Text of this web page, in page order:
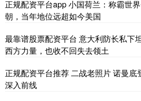
正规配资平台app 小国荷兰：称霸世
朝，当年地位远超如今美国
最靠谱股票配资平台 意大利防长私下
西方力量，也收不回失去领土
正规配资平台推荐 二战老照片 诺曼
深入前线